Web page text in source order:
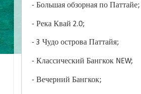
- Большая обзорная по Паттайе;
- Река Квай 2.0;
- 3 Чудо острова Паттайя;
- Классический Бангкок NEW;
- Вечерний Бангкок;